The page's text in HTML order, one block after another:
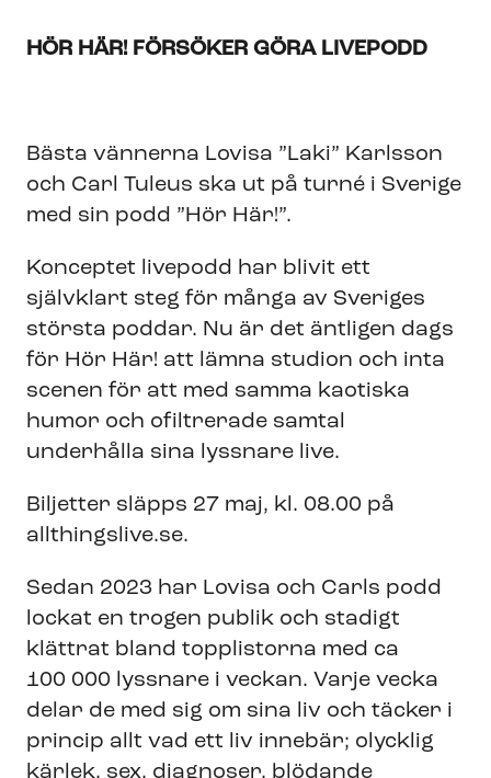
HÖR HÄR! FÖRSÖKER GÖRA LIVEPODD
Bästa vännerna Lovisa ”Laki” Karlsson
och Carl Tuleus ska ut på turné i Sverige
med sin podd ”Hör Här!”.
Konceptet livepodd har blivit ett
självklart steg för många av Sveriges
största poddar. Nu är det äntligen dags
för Hör Här! att lämna studion och inta
scenen för att med samma kaotiska
humor och ofiltrerade samtal
underhålla sina lyssnare live.
Biljetter släpps 27 maj, kl. 08.00 på
allthingslive.se.
Sedan 2023 har Lovisa och Carls podd
lockat en trogen publik och stadigt
klättrat bland topplistorna med ca
100 000 lyssnare i veckan. Varje vecka
delar de med sig om sina liv och täcker i
princip allt vad ett liv innebär; olycklig
kärlek, sex, diagnoser, blödande